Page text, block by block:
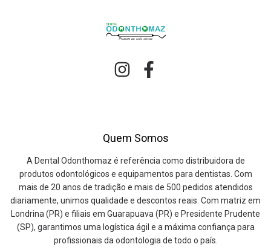
Quem Somos
A Dental Odonthomaz é referência como distribuidora de
produtos odontológicos e equipamentos para dentistas. Com
mais de 20 anos de tradição e mais de 500 pedidos atendidos
diariamente, unimos qualidade e descontos reais. Com matriz em
Londrina (PR) e filiais em Guarapuava (PR) e Presidente Prudente
(SP), garantimos uma logística ágil e a máxima confiança para
profissionais da odontologia de todo o país.